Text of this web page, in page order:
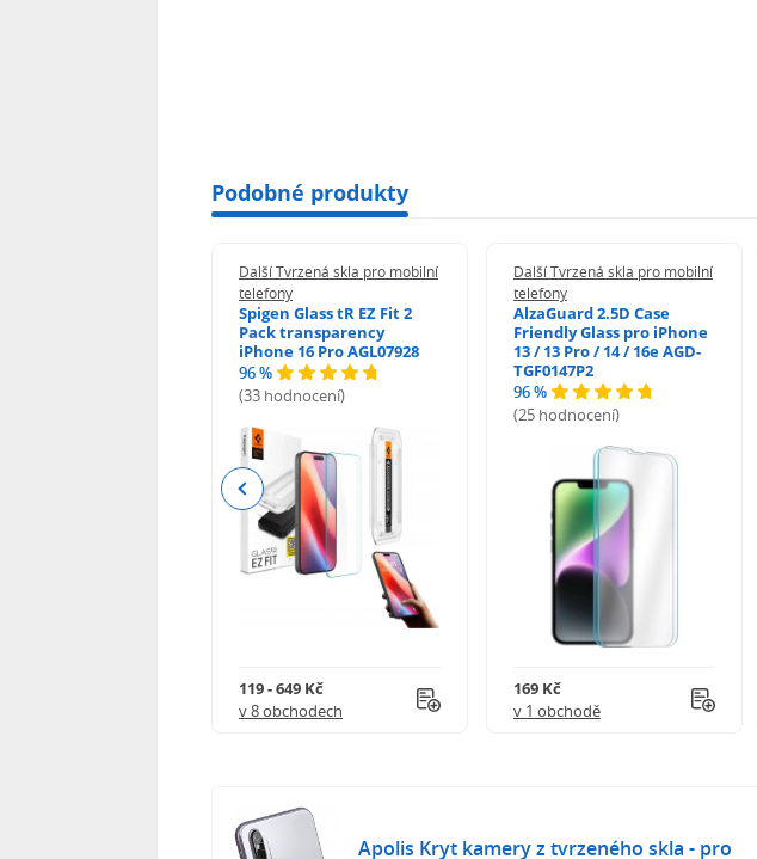
Podobné produkty
Další Tvrzená skla pro mobilní
telefony
Spigen Glass tR EZ Fit 2
Pack transparency
iPhone 16 Pro AGL07928
96 %
(33 hodnocení)
119 - 649 Kč
v 8 obchodech
Další Tvrzená skla pro mobilní
telefony
AlzaGuard 2.5D Case
Friendly Glass pro iPhone
13 / 13 Pro / 14 / 16e AGD-
TGF0147P2
96 %
(25 hodnocení)
169 Kč
v 1 obchodě
Previous
Apolis Kryt kamery z tvrzeného skla - pro